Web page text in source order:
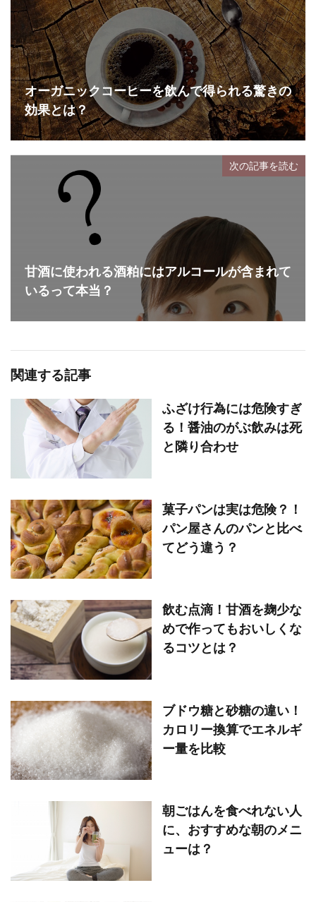
オーガニックコーヒーを飲んで得られる驚きの
効果とは？
次の記事を読む
甘酒に使われる酒粕にはアルコールが含まれて
いるって本当？
関連する記事
ふざけ行為には危険すぎ
る！醤油のがぶ飲みは死
と隣り合わせ
菓子パンは実は危険？！
パン屋さんのパンと比べ
てどう違う？
飲む点滴！甘酒を麹少な
めで作ってもおいしくな
るコツとは？
ブドウ糖と砂糖の違い！
カロリー換算でエネルギ
ー量を比較
朝ごはんを食べれない人
に、おすすめな朝のメニ
ューは？